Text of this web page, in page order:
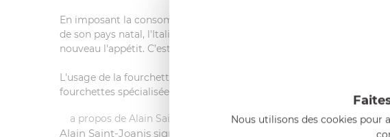
En imposant la consommation de poires cuites à la cour du roi
de son pays natal, l'Italie. Considérés comme digestifs, ces fruits
nouveau l'appétit. C’est de cette tradition qu’est née l’expression
L'usage de la fourchette s'est diversifié avec le temps mais la
fourchettes spécialisées.
a propos de Alain Saint-Joanis
Alain Saint-Joanis signe la coutellerie d'exception depuis 1876
Nous utilisons des cookies pour